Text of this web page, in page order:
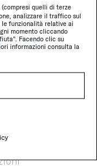
quelli di terze
analizzare il traffico sul
funzionalità relative ai
momento cliccando
Facendo clic su
informazioni consulta la
La struttura in
ed è
del solo tessuto
di seduta.
Alma
il comfort è
di poliestere,